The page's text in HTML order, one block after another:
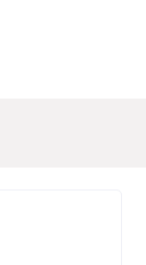
водой.